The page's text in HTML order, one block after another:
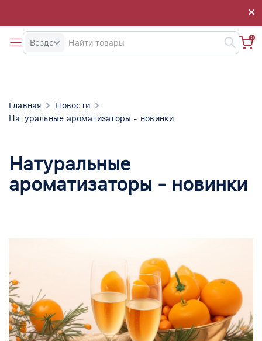
×
×
Везде
0
Главная
Новости
Натуральные ароматизаторы - новинки
Натуральные
ароматизаторы - новинки